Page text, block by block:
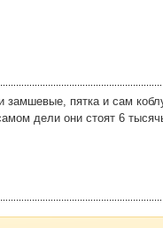
пятка и сам
дели они стоят 6